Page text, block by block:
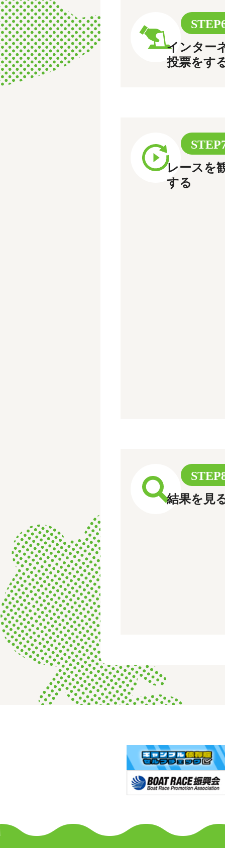
インター
投票をす
レースを
する
結果を見